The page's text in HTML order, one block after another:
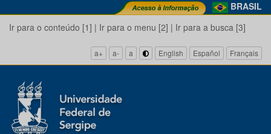
BRASIL
Ir para o conteúdo [1] | Ir para o menu [2] | Ir para a busca [3]
a+ a- a English Español Français